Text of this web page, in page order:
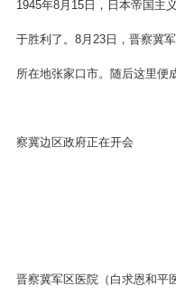
1945年8月15日，日本帝国主
于胜利了。8月23日，晋察冀
所在地张家口市。随后这里便
察冀边区政府正在开会
晋察冀军区医院（白求恩和平